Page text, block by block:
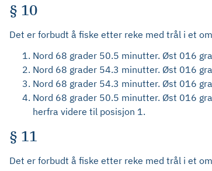
§ 10
Det er forbudt å fiske etter reke med trål i et
Nord 68 grader 50.5 minutter. Øst 016
Nord 68 grader 54.3 minutter. Øst 016
Nord 68 grader 54.3 minutter. Øst 016
Nord 68 grader 50.5 minutter. Øst 016
herfra videre til posisjon 1.
§ 11
Det er forbudt å fiske etter reke med trål i et